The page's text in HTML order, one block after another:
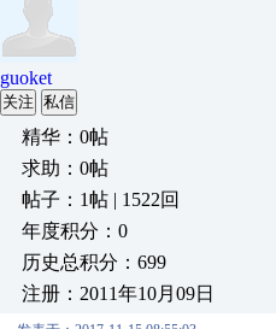
guoket
关注 私信
精华：0帖
求助：0帖
帖子：1帖 | 1522回
年度积分：0
历史总积分：699
注册：2011年10月09日